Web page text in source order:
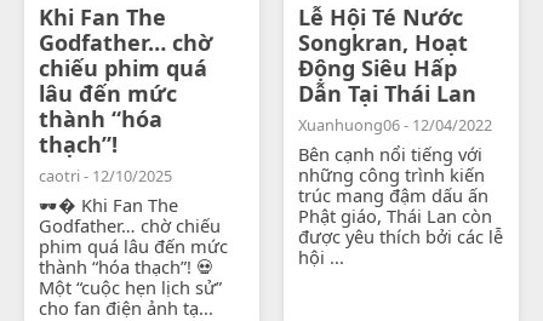
Khi Fan The
Godfather… chờ
chiếu phim quá
lâu đến mức
thành “hóa
thạch”!
caotri - 12/10/2025
🕶� Khi Fan The
Godfather… chờ chiếu
phim quá lâu đến mức
thành “hóa thạch”! 💀
Một “cuộc hẹn lịch sử”
cho fan điện ảnh tạ...
Lễ Hội Té Nước
Songkran, Hoạt
Động Siêu Hấp
Dẫn Tại Thái Lan
Xuanhuong06 - 12/04/2022
Bên cạnh nổi tiếng với
những công trình kiến
trúc mang đậm dấu ấn
Phật giáo, Thái Lan còn
được yêu thích bởi các lễ
hội ...